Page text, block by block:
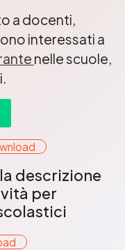
a docenti,
interessati a
nelle scuole,
descrizione
per